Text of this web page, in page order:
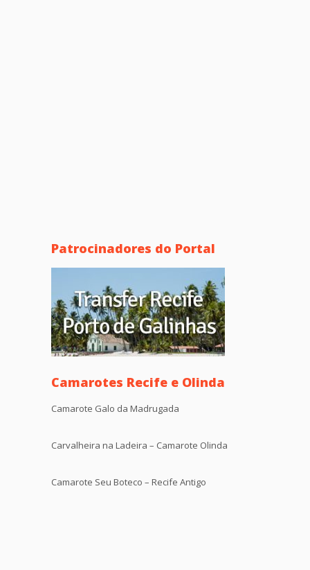
Patrocinadores do Portal
Camarotes Recife e Olinda
Camarote Galo da Madrugada
Carvalheira na Ladeira – Camarote Olinda
Camarote Seu Boteco – Recife Antigo